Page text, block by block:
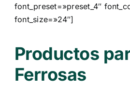
font_preset=»preset_4″
font_size=»24″]
Productos
Ferrosas